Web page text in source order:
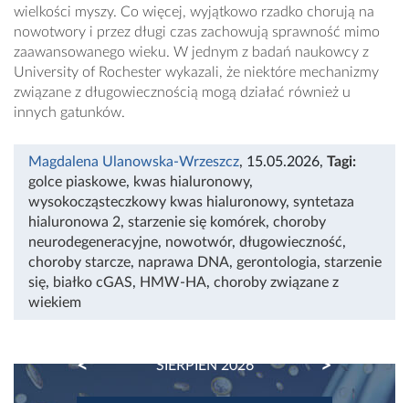
wielkości myszy. Co więcej, wyjątkowo rzadko chorują na
nowotwory i przez długi czas zachowują sprawność mimo
zaawansowanego wieku. W jednym z badań naukowcy z
University of Rochester wykazali, że niektóre mechanizmy
związane z długowiecznością mogą działać również u
innych gatunków.
Magdalena Ulanowska-Wrzeszcz, 15.05.2026, Tagi:
golce piaskowe, kwas hialuronowy,
wysokocząsteczkowy kwas hialuronowy, syntetaza
hialuronowa 2, starzenie się komórek, choroby
neurodegeneracyjne, nowotwór, długowieczność,
choroby starcze, naprawa DNA, gerontologia, starzenie
się, białko cGAS, HMW-HA, choroby związane z
wiekiem
SIERPIEŃ 2026
PREVIOUS NEXT